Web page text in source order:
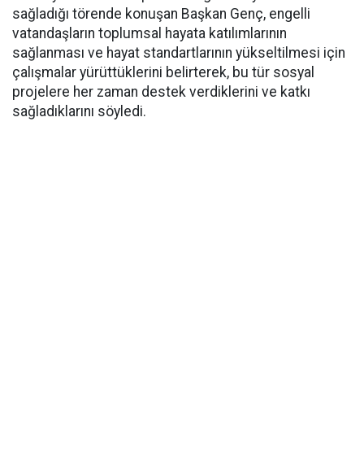
sağladığı törende konuşan Başkan Genç, engelli
vatandaşların toplumsal hayata katılımlarının
sağlanması ve hayat standartlarının yükseltilmesi için
çalışmalar yürüttüklerini belirterek, bu tür sosyal
projelere her zaman destek verdiklerini ve katkı
sağladıklarını söyledi.